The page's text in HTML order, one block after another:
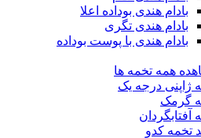
بادام هندی بوداده اعلا
بادام هندی تگری
بادام هندی با پوست بوداده
همه تخمه ها
ژاپنی درجه یک
گرمک
آفتابگردان
تخمه کدو